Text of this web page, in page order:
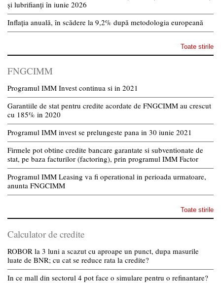
și lubrifianți în iunie 2026
Inflația anuală, în scădere la 9,2% după metodologia europeană
Toate stirile
FNGCIMM
Programul IMM Invest continua si in 2021
Garantiile de stat pentru credite acordate de FNGCIMM au crescut
cu 185% in 2020
Programul IMM invest se prelungeste pana in 30 iunie 2021
Firmele pot obtine credite bancare garantate si subventionate de
stat, pe baza facturilor (factoring), prin programul IMM Factor
Programul IMM Leasing va fi operational in perioada urmatoare,
anunta FNGCIMM
Toate stirile
Calculator de credite
ROBOR la 3 luni a scazut cu aproape un punct, dupa masurile
luate de BNR; cu cat se reduce rata la credite?
In ce mall din sectorul 4 pot face o simulare pentru o refinantare?